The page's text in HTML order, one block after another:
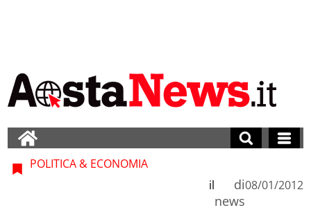
POLITICA & ECONOMIA
di
news
il 08/01/2012